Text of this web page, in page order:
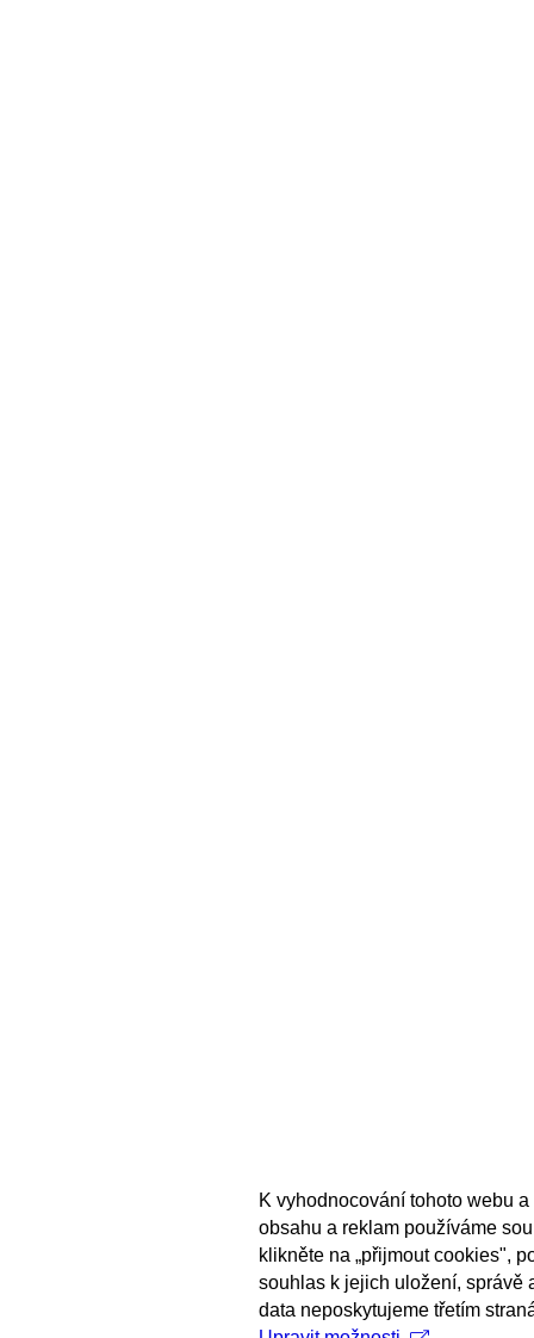
K vyhodnocování tohoto webu
obsahu a reklam používáme
klikněte na „přijmout cookies",
souhlas k jejich uložení, správě
data neposkytujeme třetím